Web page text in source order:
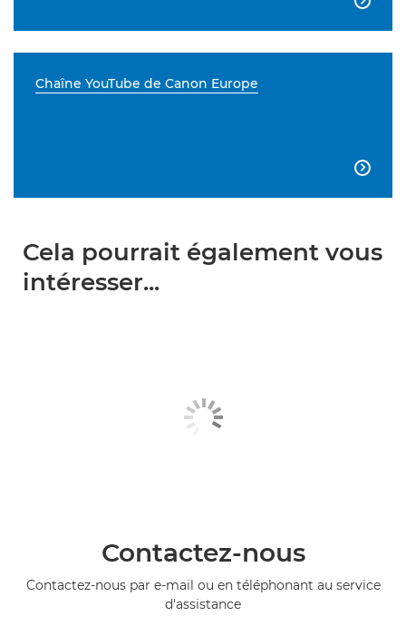
Chaîne YouTube de Canon Europe

Cela pourrait également vous
intéresser...
Contactez-nous
Contactez-nous par e-mail ou en téléphonant au service
d'assistance